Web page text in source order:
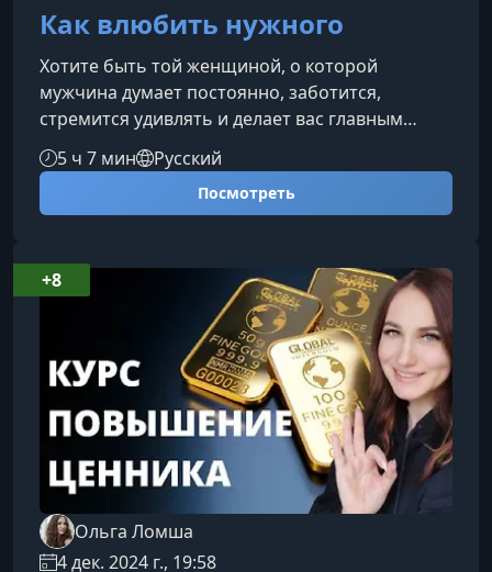
Как влюбить нужного
Хотите быть той женщиной, о которой
мужчина думает постоянно, заботится,
стремится удивлять и делает вас главным
приоритетом в своей жизни? В этом курсе вы
узнаете, как пробудить в мужчине искренний
интерес, выстроить глубокую эмоциональную
щедрыми поступками.Что даст вам этот
курсПрограмма объединяет психологию
привлекательности, женские стратегии
влияния и
5 ч 7 мин Русский
Посмотреть
Ольга Ломша
4 дек. 2024 г., 19:58
+8